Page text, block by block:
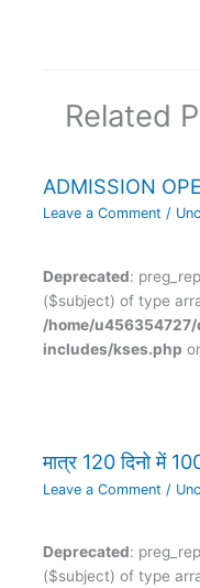
Related
ADMISSION
Leave a Comment /
Deprecated:
($subject) of type
/home/
includes/kses.php
मात्र 120 दिनो में
Leave a Comment /
Deprecated:
($subject) of type